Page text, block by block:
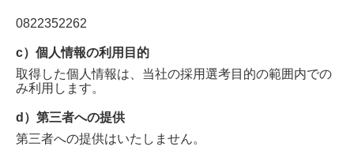
0822352262
c）個人情報の利用目的
取得した個人情報は、当社の採用選考目的の範囲内での
み利用します。
d）第三者への提供
第三者への提供はいたしません。